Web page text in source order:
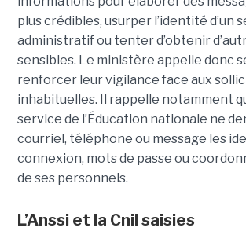
plus crédibles, usurper l’identité d’un
administratif ou tenter d’obtenir
sensibles. Le ministère appelle donc
renforcer leur vigilance face aux
inhabituelles. Il rappelle notamment
service de l’Éducation nationale ne
courriel, téléphone ou message les
connexion, mots de passe ou
de ses personnels.
L’Anssi et la Cnil saisies